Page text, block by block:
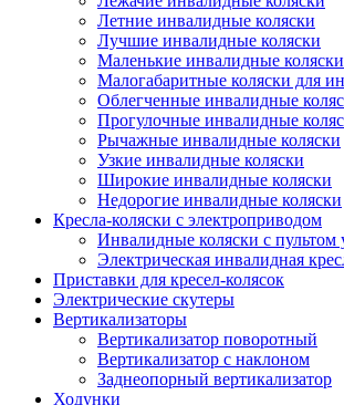
Летние инвалидные коляски
Лучшие инвалидные коляски
Маленькие инвалидные коляски
Малогабаритные коляски для
Облегченные инвалидные
Прогулочные инвалидные
Рычажные инвалидные коляски
Узкие инвалидные коляски
Широкие инвалидные коляски
Недорогие инвалидные коляски
Кресла-коляски с электроприводом
Инвалидные коляски с пультом
Электрическая инвалидная
Приставки для кресел-колясок
Электрические скутеры
Вертикализаторы
Вертикализатор поворотный
Вертикализатор с наклоном
Заднеопорный вертикализатор
Ходунки